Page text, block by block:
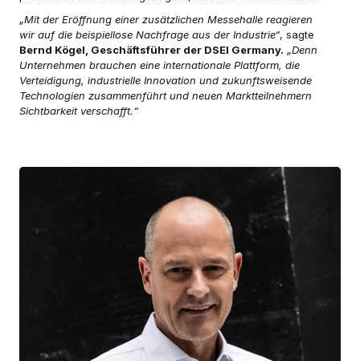
„Mit der Eröffnung einer zusätzlichen Messehalle reagieren
wir auf die beispiellose Nachfrage aus der Industrie“, sagte
Bernd Kögel, Geschäftsführer der DSEI Germany. „Denn
Unternehmen brauchen eine internationale Plattform, die
Verteidigung, industrielle Innovation und zukunftsweisende
Technologien zusammenführt und neuen Marktteilnehmern
Sichtbarkeit verschafft.“